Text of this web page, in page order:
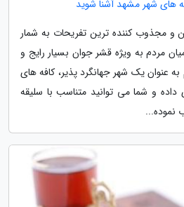
های شهر مشهد آشنا شوید
و مجذوب کننده ترین تفریحات به شمار
مردم به ویژه قشر جوان بسیار رایج و
یک شهر جهانگرد پذیر، کافه های
و شما می توانید متناسب با سلیقه
نموده...